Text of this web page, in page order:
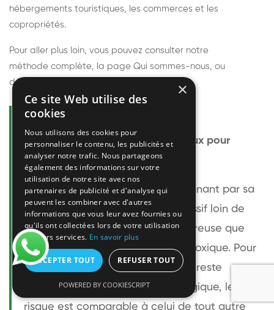
hébergements touristiques, les commerces et les
copropriétés.
Pour aller plus loin, vous pouvez consulter notre
méthode complète, la page Qui sommes-nous, ou
découvrir
Questions fréquentes
Le frelon européen est-il dangereux pour
l'homme ?
Le frelon européen est impressionnant par sa
taille mais relativement peu agressif loin de
son nid. Sa piqûre est plus douloureuse que
celle d'une guêpe sans être plus toxique. Pour
une personne non allergique, elle reste
bénigne. Pour une personne allergique, le
risque est comparable à celui de tout autre
×
Ce site Web utilise des
cookies
Nous utilisons des cookies pour
personnaliser le contenu, les publicités et
analyser notre trafic. Nous partageons
également des informations sur votre
utilisation de notre site avec nos
partenaires de publicité et d'analyse qui
peuvent les combiner avec d'autres
informations que vous leur avez fournies ou
qu'ils ont collectées lors de votre utilisation
de leurs services. En savoir plus
ACCEPTER TOUT REFUSER TOUT
POWERED BY COOKIESCRIPT